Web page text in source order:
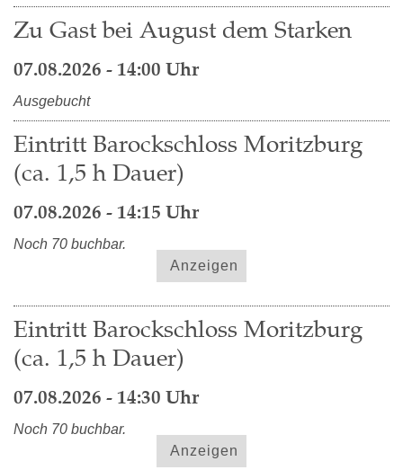
Zu Gast bei August dem Starken
07.08.2026 - 14:00 Uhr
Ausgebucht
Eintritt Barockschloss Moritzburg
(ca. 1,5 h Dauer)
07.08.2026 - 14:15 Uhr
Noch 70 buchbar.
Anzeigen
Eintritt Barockschloss Moritzburg
(ca. 1,5 h Dauer)
07.08.2026 - 14:30 Uhr
Noch 70 buchbar.
Anzeigen